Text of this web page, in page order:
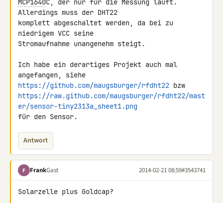
MCP1640C, der nur für die Messung läuft.
Allerdings muss der DHT22
komplett abgeschaltet werden, da bei zu
niedrigem VCC seine
Stromaufnahme unangenehm steigt.
Ich habe ein derartiges Projekt auch mal
https://github.com/maugsburger/rfdht22
https://raw.github.com/maugsburger/rfdht22/mast
er/sensor-tiny2313a_sheet1.png
für den Sensor.
Antwort
F FrankGast 2014-02-21 08:59#3543741
Solarzelle plus Goldcap?